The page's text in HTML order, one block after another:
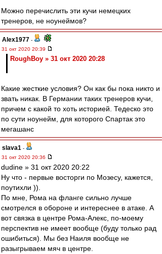
Можно перечислить эти кучи немецких
тренеров, не ноунеймов?
Alex1977 -
31 окт 2020 20:39
RoughBoy » 31 окт 2020 20:28
Какие жесткие условия? Он как бы пока никто и
звать никак. В Германии таких тренеров кучи,
причем с какой то хоть историей. Тедеско это
по сути ноунейм, для которого Спартак это
мегашанс
slava1 -
31 окт 2020 20:36
dudine » 31 окт 2020 20:22
Ну что - первые восторги по Мозесу, кажется,
поутихли )).
По мне, Рома на фланге сильно лучше
смотрелся в обороне и интереснее в атаке. А
вот связка в центре Рома-Алекс, по-моему
перспектив не имеет вообще (буду только рад
ошибиться). Мы без Наиля вообще не
разыгрываем мяч в центре.